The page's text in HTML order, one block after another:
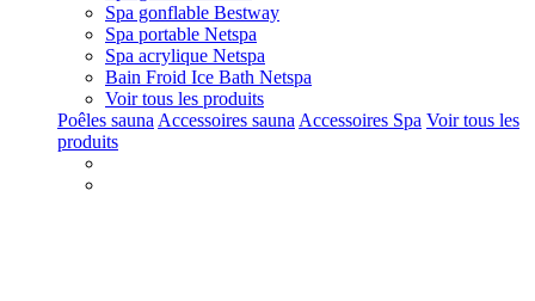
Spa gonflable Bestway
Spa portable Netspa
Spa acrylique Netspa
Bain Froid Ice Bath Netspa
Voir tous les produits
Poêles sauna Accessoires sauna Accessoires Spa Voir tous les
produits